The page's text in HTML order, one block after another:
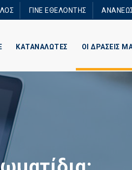
ΓΙΝΕ ΕΘΕΛΟΝΤΗΣ
ΚΑΤΑΝΑΛΩΤΕΣ ΟΙ ΔΡΑΣΕΙΣ